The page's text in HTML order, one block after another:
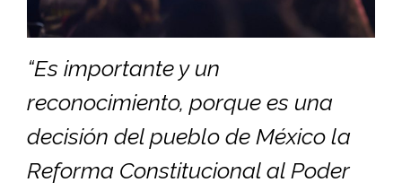
“Es importante y un
reconocimiento, porque es una
decisión del pueblo de México la
Reforma Constitucional al Poder